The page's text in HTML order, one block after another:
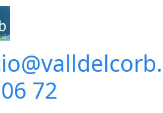
72